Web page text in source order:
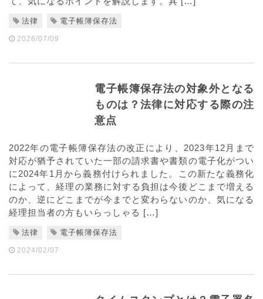
法律 電子帳簿保存法
2026/07/09
電子帳簿保存法の対象外となる
ものは？法律に対応する際の注
意点
2022年の電子帳簿保存法の改正により、2023年12月まで
対応が猶予されていた一部の請求書や書類の電子化がつい
に2024年1月から義務付けられました。この新たな義務化
によって、経理の業務に対する負担は今後どこまで増える
のか、逆にどこまでが今までと変わらないのか、気になる
経理担当者の方もいらっしゃる […]
法律 電子帳簿保存法
2024/02/07